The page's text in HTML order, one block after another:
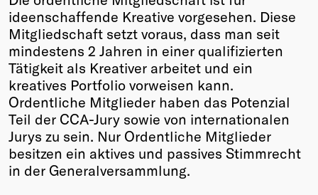
ideenschaffende Kreative vorgesehen. Diese
Mitgliedschaft setzt voraus, dass man seit
mindestens 2 Jahren in einer qualifizierten
Tätigkeit als Kreativer arbeitet und ein
kreatives Portfolio vorweisen kann.
Ordentliche Mitglieder haben das Potenzial
Teil der CCA-Jury sowie von internationalen
Jurys zu sein. Nur Ordentliche Mitglieder
besitzen ein aktives und passives Stimmrecht
in der Generalversammlung.